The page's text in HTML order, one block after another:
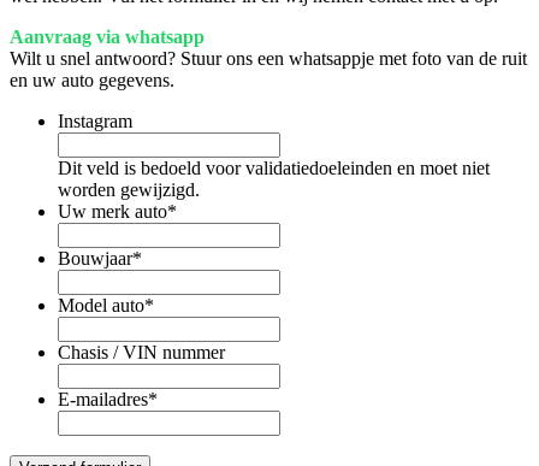
Aanvraag via whatsapp
Wilt u snel antwoord? Stuur ons een whatsappje met foto van de ruit
en uw auto gegevens.
Instagram
Dit veld is bedoeld voor validatiedoeleinden en moet niet
worden gewijzigd.
Uw merk auto*
Bouwjaar*
Model auto*
Chasis / VIN nummer
E-mailadres*